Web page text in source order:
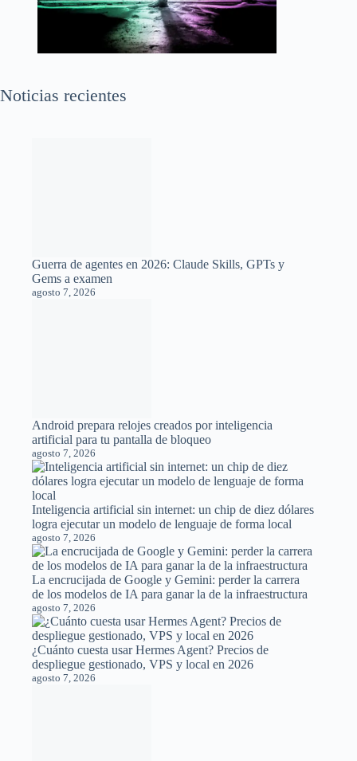
Noticias recientes
artificial para tu pantalla de bloqueo
agosto 7, 2026
agosto 7, 2026
¿Cuánto cuesta usar Hermes Agent? Precios de
despliegue gestionado, VPS y local en 2026
agosto 7, 2026
IA y Biotecnología: Crean virus biológicos inexistentes
en la naturaleza mediante modelos de lenguaje
genómico
agosto 7, 2026
OpenAI libera el uso ilimitado de ChatGPT con GPT-
5.6 Luna en sus cuentas gratuitas
agosto 7, 2026